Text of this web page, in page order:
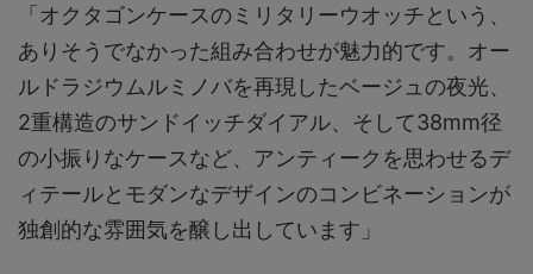
「オクタゴンケースのミリタリーウオッチという、
ありそうでなかった組み合わせが魅力的です。オー
ルドラジウムルミノバを再現したベージュの夜光、
2重構造のサンドイッチダイアル、そして38mm径
の小振りなケースなど、アンティークを思わせるデ
ィテールとモダンなデザインのコンビネーションが
独創的な雰囲気を醸し出しています」